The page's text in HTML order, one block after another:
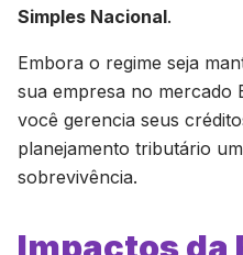
Simples Nacional.
Embora o regime seja
sua empresa no mercado
você gerencia seus
planejamento tributário
sobrevivência.
Impactos da